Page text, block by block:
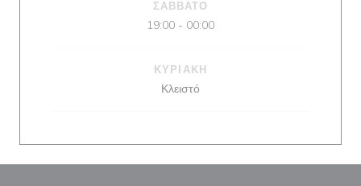
ΣΆΒΒΑΤΟ
19:00 - 00:00
ΚΥΡΙΑΚΉ
Κλειστό